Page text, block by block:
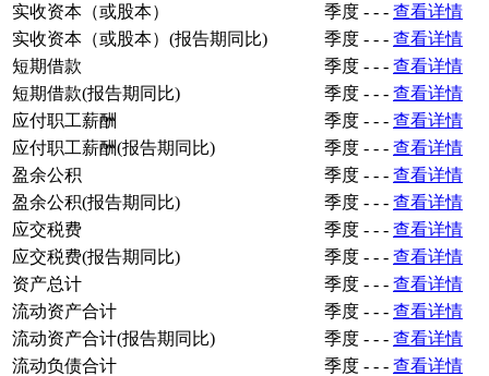
实收资本（或股本）
季度 - - - 查看详情
实收资本（或股本）(报告期同比)
季度 - - - 查看详情
短期借款
季度 - - - 查看详情
短期借款(报告期同比)
季度 - - - 查看详情
应付职工薪酬
季度 - - - 查看详情
应付职工薪酬(报告期同比)
季度 - - - 查看详情
盈余公积
季度 - - - 查看详情
盈余公积(报告期同比)
季度 - - - 查看详情
应交税费
季度 - - - 查看详情
应交税费(报告期同比)
季度 - - - 查看详情
资产总计
季度 - - - 查看详情
流动资产合计
季度 - - - 查看详情
流动资产合计(报告期同比)
季度 - - - 查看详情
流动负债合计
季度 - - - 查看详情